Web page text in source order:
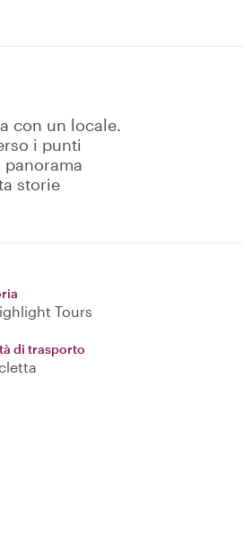
con un locale.
i punti
storie
Tours
di trasporto